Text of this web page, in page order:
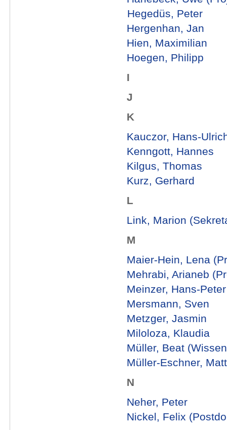
Hegedüs, Peter
Hergenhan, Jan
Hien, Maximilian
Hoegen, Philipp
I
J
K
Kauczor, Hans-
Kenngott, Hannes
Kilgus, Thomas
Kurz, Gerhard
L
Link, Marion
M
Maier-Hein, Lena
Mehrabi, Arianeb
Meinzer, Hans-
Mersmann, Sven
Metzger, Jasmin
Miloloza, Klaudia
Müller, Beat
Müller-Eschner,
N
Neher, Peter
Nickel, Felix